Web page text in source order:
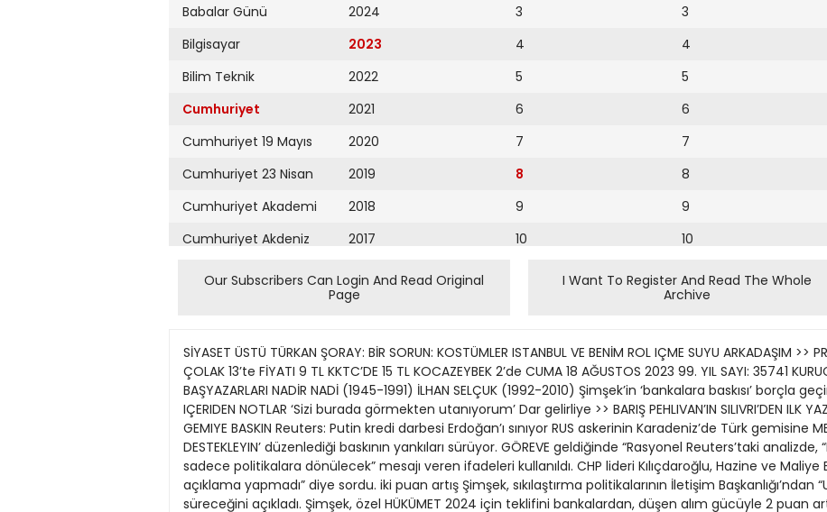
Babalar Günü
Bilgisayar
Bilim Teknik
Cumhuriyet
Cumhuriyet 19 Mayıs
Cumhuriyet 23 Nisan
Cumhuriyet Akademi
Cumhuriyet Akdeniz
Cumhuriyet Alışveriş
Cumhuriyet Ankara
Cumhuriyet Büyük
Taaruz
Cumhuriyet
Cumartesi
Cumhuriyet Çevre
2024
2023
2022
2021
2020
2019
2018
2017
2016
2015
2013
2012
2011
2010
2009
3
4
5
6
7
8
9
10
3
4
5
6
7
8
9
10
11
12
14
15
16
17
18
Our Subscribers Can Login And Read Original
Page
I Want To Register And Read The Whole
Archive
SİYASET ÜSTÜ TÜRKAN ŞORAY: BİR SORUN: KOSTÜMLER ISTANBUL VE BENİM ROL IÇME SUYU ARKADAŞIM >>
ÇOLAK 13’te FİYATI 9 TL KKTC’DE 15 TL KOCAZEYBEK 2’de CUMA 18 AĞUSTOS 2023 99. YIL SAYI: 35741
BAŞYAZARLARI NADİR NADİ (1945-1991) İLHAN SELÇUK (1992-2010) Şimşek’in ‘bankalara baskısı’ borçla
IÇERIDEN NOTLAR ‘Sizi burada görmekten utanıyorum’ Dar gelirliye >> BARIŞ PEHLIVAN’IN SILIVRI’DEN ILK
GEMIYE BASKIN Reuters: Putin kredi darbesi Erdoğan’ı sınıyor RUS askerinin Karadeniz’de Türk gemisine
DESTEKLEYIN’ düzenlediği baskının yankıları sürüyor. GÖREVE geldiğinde “Rasyonel Reuters’taki analizde,
sadece politikalara dönülecek” mesajı veren ifadeleri kullanıldı. CHP lideri Kılıçdaroğlu, Hazine ve
açıklama yapmadı” diye sordu. iki puan artış Şimşek, sıkılaştırma politikalarının İletişim Başkanlığı’ndan
süreceğini açıkladı. Şimşek, özel HÜKÜMET 2024 için teklifini bankalardan, düşen alım gücüyle 2 puan